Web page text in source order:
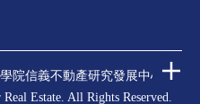
訊
院信義不動產研究發展中心
Estate. All Rights Reserved.